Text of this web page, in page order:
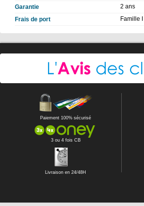
Garantie
2 ans
Frais de port
Famille I
Paiement 100% sécurisé
3 ou 4 fois CB
Livraison en 24/48H